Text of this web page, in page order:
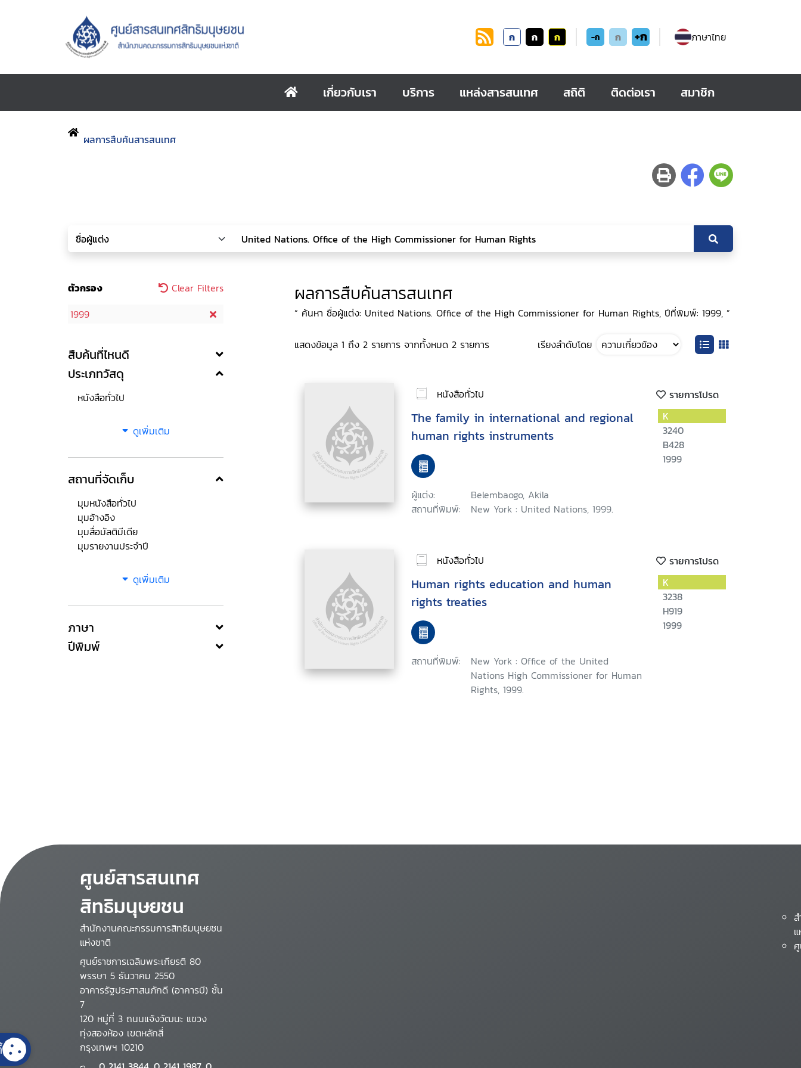
ก ก ก -ก ก +ก ภาษาไทย
เกี่ยวกับเรา บริการ แหล่งสารสนเทศ สถิติ ติดต่อเรา สมาชิก
ผลการสืบค้นสารสนเทศ
ตัวกรอง
Clear Filters
1999
สืบค้นที่ไหนดี
ประเภทวัสดุ
หนังสือทั่วไป
ดูเพิ่มเติม
สถานที่จัดเก็บ
มุมหนังสือทั่วไป
มุมอ้างอิง
มุมสื่อมัลติมีเดีย
มุมรายงานประจำปี
ดูเพิ่มเติม
ภาษา
ปีพิมพ์
ผลการสืบค้นสารสนเทศ
“ ค้นหา ชื่อผู้แต่ง: United Nations. Office of the High Commissioner for Human Rights, ปีที่พิมพ์: 1999, ”
แสดงข้อมูล 1 ถึง 2 รายการ จากทั้งหมด 2 รายการ เรียงลำดับโดย
หนังสือทั่วไป รายการโปรด
The family in international and regional
human rights instruments
ผู้แต่ง:
Belembaogo, Akila
สถานที่พิมพ์:
New York : United Nations, 1999.
K
3240
B428
1999
หนังสือทั่วไป รายการโปรด
Human rights education and human
rights treaties
สถานที่พิมพ์:
New York : Office of the United
Nations High Commissioner for Human
Rights, 1999.
K
3238
H919
1999
ศูนย์สารสนเทศ
สิทธิมนุษยชน
สำนักงานคณะกรรมการสิทธิมนุษยชน
แห่งชาติ
ศูนย์ราชการเฉลิมพระเกียรติ 80
พรรษา 5 ธันวาคม 2550
อาคารรัฐประศาสนภักดี (อาคารบี) ชั้น
7
120 หมู่ที่ 3 ถนนแจ้งวัฒนะ แขวง
ทุ่งสองห้อง เขตหลักสี่
กรุงเทพฯ 10210